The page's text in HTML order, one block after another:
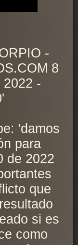
-
8
2022 -
'damos
para
de 2022
que
si es
como